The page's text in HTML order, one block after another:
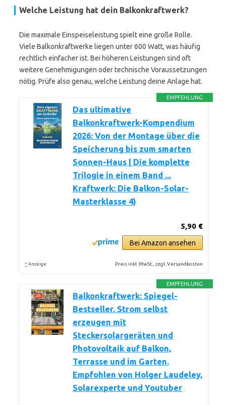
Welche Leistung hat dein Balkonkraftwerk?
Die maximale Einspeiseleistung spielt eine große Rolle.
Viele Balkonkraftwerke liegen unter 600 Watt, was häufig
rechtlich einfacher ist. Bei höheren Leistungen sind oft
weitere Genehmigungen oder technische Voraussetzungen
nötig. Prüfe also genau, welche Leistung deine Anlage hat.
EMPFEHLUNG
Das ultimative
Balkonkraftwerk-Kompendium
2026: Von der Montage über die
Speicherung bis zum smarten
Sonnen-Haus | Die komplette
Trilogie in einem Band ...
Kraftwerk: Die Balkon-Solar-
Masterklasse 4)
5,90 €
Bei Amazon ansehen
* Anzeige Preis inkl. MwSt., zzgl. Versandkosten
EMPFEHLUNG
Balkonkraftwerk: Spiegel-
Bestseller. Strom selbst
erzeugen mit
Steckersolargeräten und
Photovoltaik auf Balkon,
Terrasse und im Garten.
Empfohlen von Holger Laudeley,
Solarexperte und Youtuber